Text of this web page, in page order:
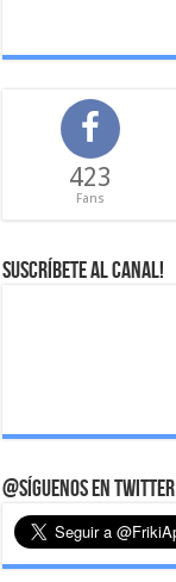
423
Fans
Suscríbete al canal!
@Síguenos en Twitter